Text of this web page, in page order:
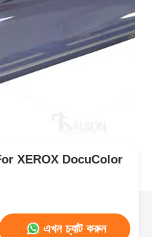
For XEROX DocuColor
এখন চ্যাট করুন